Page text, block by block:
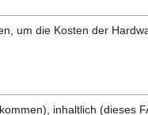
um die Kosten der
inhaltlich (dieses